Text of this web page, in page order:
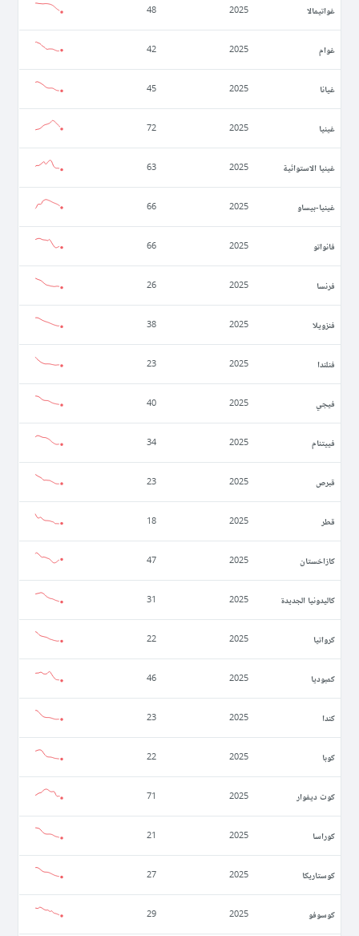
غواتيمالا 2025
48
غوام 2025
42
غيانا 2025
45
غينيا 2025
72
غينيا الاستوائية 2025
63
غينيا-بيساو 2025
66
فانواتو 2025
66
فرنسا 2025
26
فنزويلا 2025
38
فنلندا 2025
23
فيجي 2025
40
فييتنام 2025
34
قبرص 2025
23
قطر 2025
18
كازاخستان 2025
47
كاليدونيا الجديدة 2025
31
كرواتيا 2025
22
كمبوديا 2025
46
كندا 2025
23
كوبا 2025
22
كوت ديفوار 2025
71
كوراسا 2025
21
كوستاريكا 2025
27
كوسوفو 2025
29